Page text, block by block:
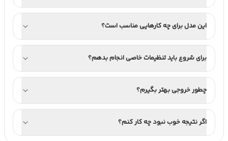
این مدل برای چه کارهایی مناسب است؟
برای شروع باید تنظیمات خاصی انجام بدهم؟
چطور خروجی بهتر بگیرم؟
اگر نتیجه خوب نبود چه کار کنم؟